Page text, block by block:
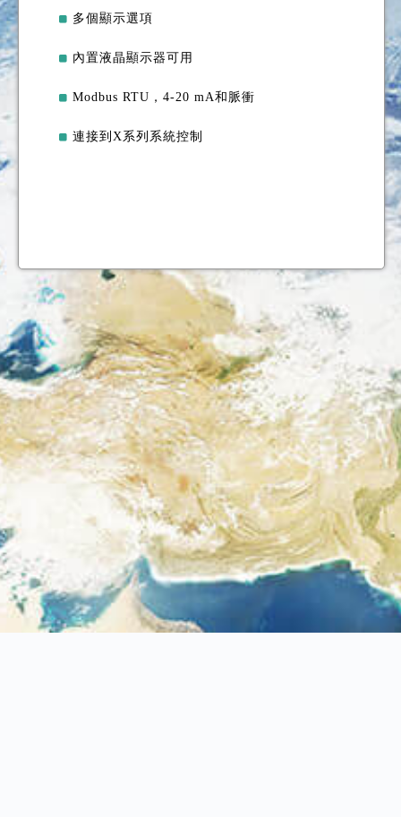
多個顯示選項
內置液晶顯示器可用
Modbus RTU，4-20 mA和脈衝
連接到X系列系統控制